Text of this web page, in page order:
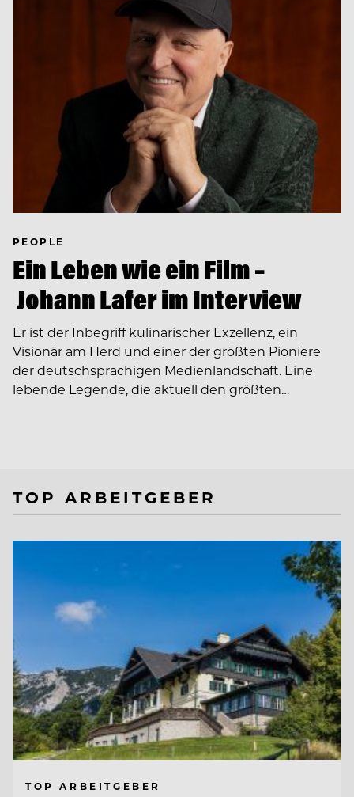
PEOPLE
Ein Leben wie ein Film –
Johann Lafer im Interview
Er ist der Inbegriff kulinarischer Exzellenz, ein
Visionär am Herd und einer der größten Pioniere
der deutschsprachigen Medienlandschaft. Eine
lebende Legende, die aktuell den größten…
TOP ARBEITGEBER
TOP ARBEITGEBER